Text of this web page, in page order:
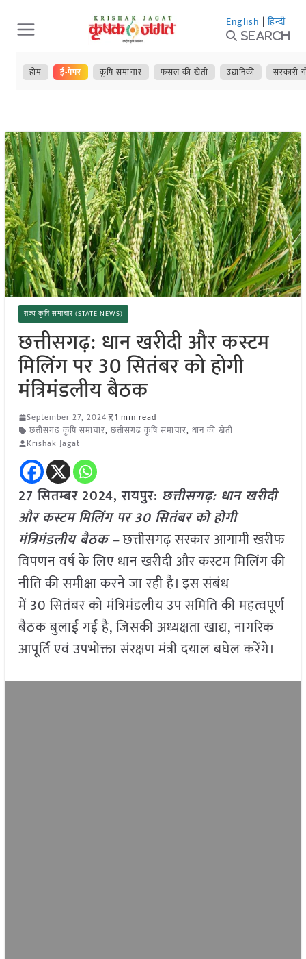
Skip
to
content
English | हिन्दी
Search
होम ई-पेपर कृषि समाचार फसल की खेती उद्यानिकी सरकारी
राज्य कृषि समाचार (STATE NEWS)
छत्तीसगढ़: धान खरीदी और कस्टम
मिलिंग पर 30 सितंबर को होगी
मंत्रिमंडलीय बैठक
September 27, 2024
1 min read
छत्तीसगढ़ कृषि समाचार, छत्तीसगढ़ कृषि समाचार, धान की खेती
Krishak Jagat
27 सितम्बर 2024, रायपुर: छत्तीसगढ़: धान खरीदी
और कस्टम मिलिंग पर 30 सितंबर को होगी
मंत्रिमंडलीय बैठक –छत्तीसगढ़ सरकार आगामी खरीफ
विपणन वर्ष के लिए धान खरीदी और कस्टम मिलिंग की
नीति की समीक्षा करने जा रही है। इस संबंध
में 30 सितंबर को मंत्रिमंडलीय उप समिति की महत्वपूर्ण
बैठक बुलाई गई है, जिसकी अध्यक्षता खाद्य, नागरिक
आपूर्ति एवं उपभोक्ता संरक्षण मंत्री दयाल बघेल करेंगे।